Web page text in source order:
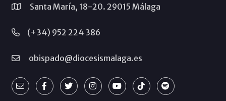
Santa María, 18-20. 29015 Málaga
(+34) 952 224 386
obispado@diocesismalaga.es